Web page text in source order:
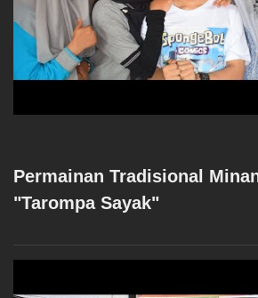
Permainan Tradisional
"Tarompa Sayak"